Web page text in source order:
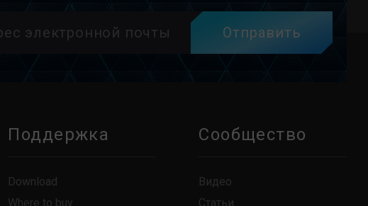
Отправить
Поддержка
Download
Where to buy
Сообщество
Видео
Статьи